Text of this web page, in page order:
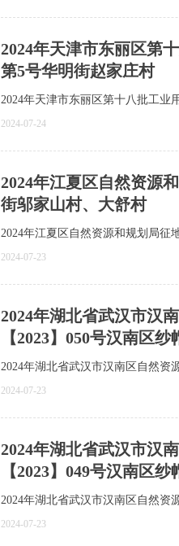
2024年天津市东丽区第
第5号华明街赵家庄村
2024年天津市东丽区第十八批工业
2024-07-24
2024年江夏区自然资源
街邬家山村、大舒村
2024年江夏区自然资源和规划局征
2024-07-23
2024年湖北省武汉市汉
【2023】050号汉南区
2024年湖北省武汉市汉南区自然资
2024-07-23
2024年湖北省武汉市汉
【2023】049号汉南区
2024年湖北省武汉市汉南区自然资
2024-07-23